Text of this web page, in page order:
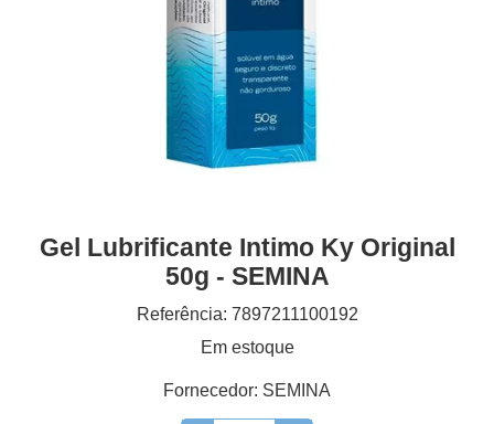
Gel Lubrificante Intimo Ky Original
50g - SEMINA
Referência: 7897211100192
Em estoque
Fornecedor: SEMINA